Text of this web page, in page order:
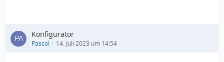
Konfigurator
Pascal 14. Juli 2023 um 14:54